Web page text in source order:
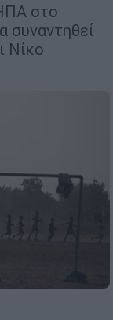
στο
συναντηθεί
Νίκο